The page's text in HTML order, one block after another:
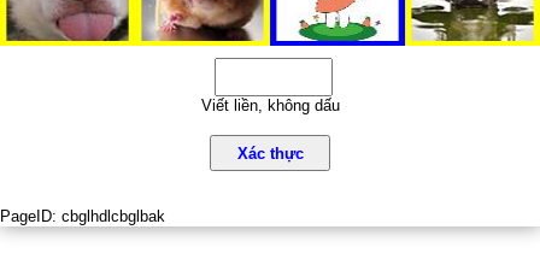
Viết liền, không dấu
Xác thực
PageID: cbglhdlcbglbak